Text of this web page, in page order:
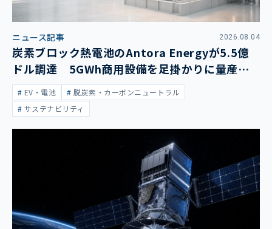
ニュース記事 2026.08.04
炭素ブロック熱電池のAntora Energyが5.5億
ドル調達 5GWh商用設備を足掛かりに量産拡
大EV・電池
脱炭素・カーボンニュートラル
サステナビリティ